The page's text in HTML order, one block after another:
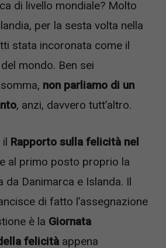
di livello mondiale? Molto
per la sesta volta nella
stata incoronata come il
mondo. Ben sei
non parliamo di un
, anzi, davvero tutt’altro.
Rapporto sulla felicità nel
al primo posto proprio la
da Danimarca e Islanda. Il
di fatto l’assegnazione
è la Giornata
felicità appena